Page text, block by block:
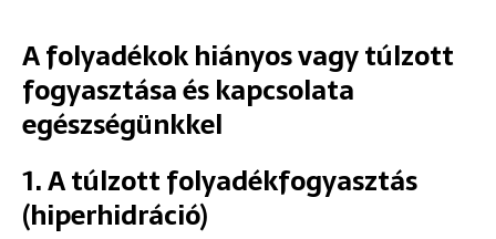
A folyadékok hiányos vagy túlzott
fogyasztása és kapcsolata
egészségünkkel
1. A túlzott folyadékfogyasztás
(hiperhidráció)